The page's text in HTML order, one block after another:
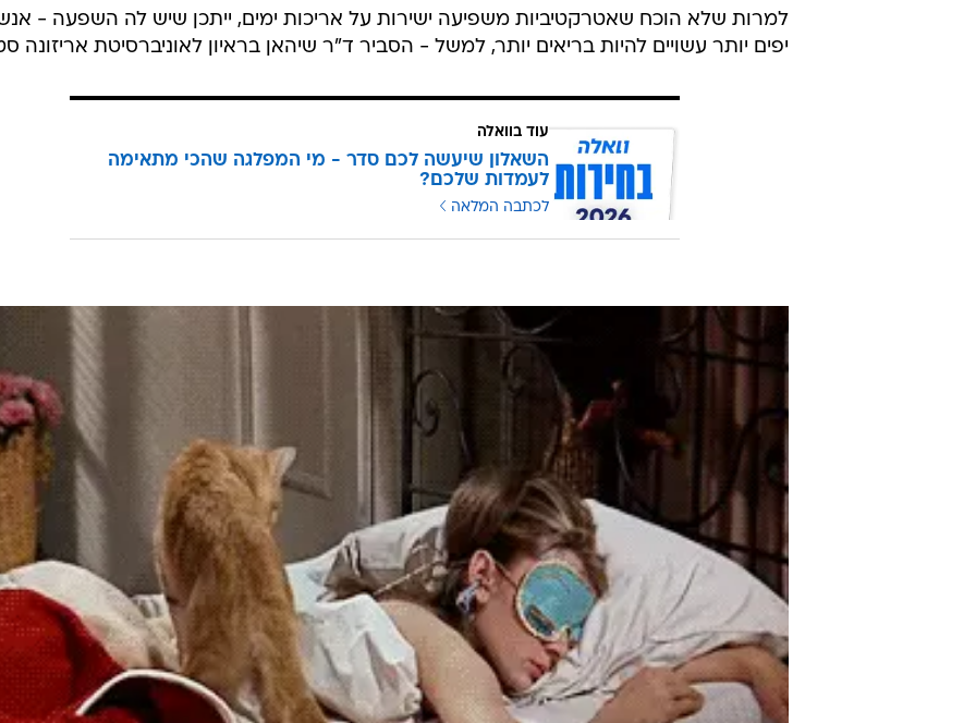
למרות שלא הוכח שאטרקטיביות משפיעה ישירות על אריכות ימים, ייתכן שיש לה השפעה -
יפים יותר עשויים להיות בריאים יותר, למשל - הסביר ד"ר שיהאן בראיון לאוניברסיטת אריזונה
עוד בוואלה
השאלון שיעשה לכם סדר - מי המפלגה שהכי מתאימה
לעמדות שלכם?
לכתבה המלאה